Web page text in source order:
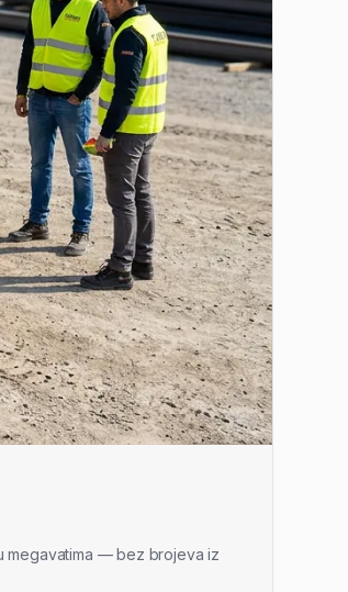
megavatima — bez brojeva iz